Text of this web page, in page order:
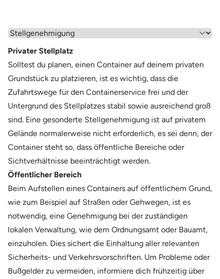
Wähle einen Menüpunkt aus
Privater Stellplatz
Solltest du planen, einen Container auf deinem privaten
Grundstück zu platzieren, ist es wichtig, dass die
Zufahrtswege für den Containerservice frei und der
Untergrund des Stellplatzes stabil sowie ausreichend groß
sind. Eine gesonderte Stellgenehmigung ist auf privatem
Gelände normalerweise nicht erforderlich, es sei denn, der
Container steht so, dass öffentliche Bereiche oder
Sichtverhältnisse beeinträchtigt werden.
Öffentlicher Bereich
Beim Aufstellen eines Containers auf öffentlichem Grund,
wie zum Beispiel auf Straßen oder Gehwegen, ist es
notwendig, eine Genehmigung bei der zuständigen
lokalen Verwaltung, wie dem Ordnungsamt oder Bauamt,
einzuholen. Dies sichert die Einhaltung aller relevanten
Sicherheits- und Verkehrsvorschriften. Um Probleme oder
Bußgelder zu vermeiden, informiere dich frühzeitig über